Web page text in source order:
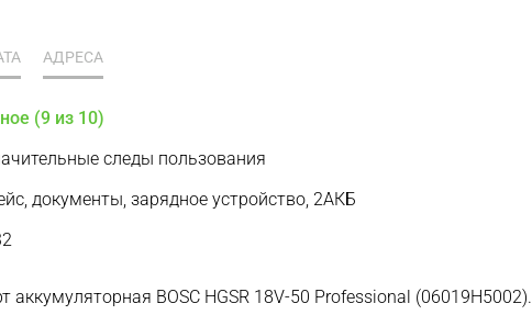
АДРЕСА
(9 из 10)
следы пользования
документы, зарядное устройство, 2АКБ
аккумуляторная BOSC HGSR 18V-50 Professional (06019H5002).